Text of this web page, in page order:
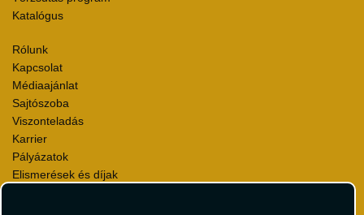
Katalógus
Rólunk
Kapcsolat
Médiaajánlat
Sajtószoba
Viszonteladás
Karrier
Pályázatok
Elismerések és díjak